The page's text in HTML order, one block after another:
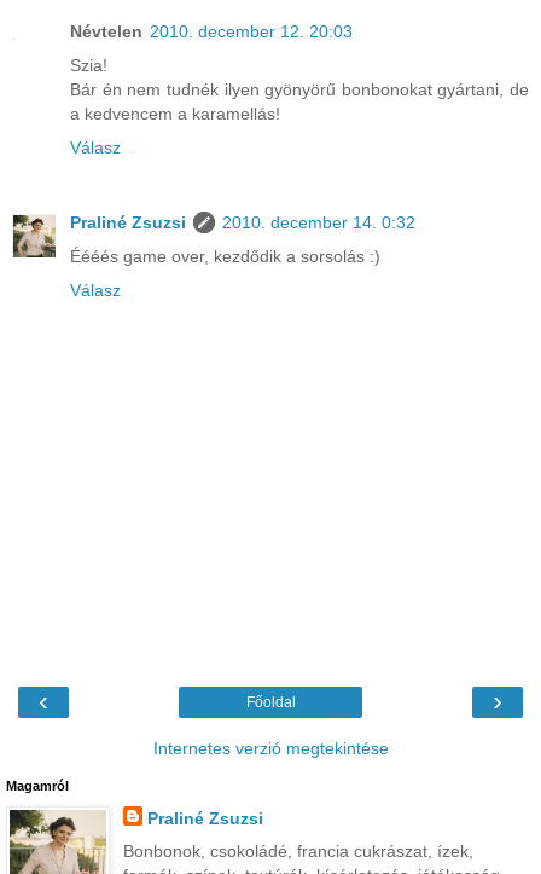
Névtelen 2010. december 12. 20:03
Szia!
Bár én nem tudnék ilyen gyönyörű bonbonokat gyártani, de
a kedvencem a karamellás!
Válasz
Praliné Zsuzsi
2010. december 14. 0:32
Éééés game over, kezdődik a sorsolás :)
Válasz
‹ ›
Főoldal
Internetes verzió megtekintése
Magamról
Praliné Zsuzsi
Bonbonok, csokoládé, francia cukrászat, ízek,